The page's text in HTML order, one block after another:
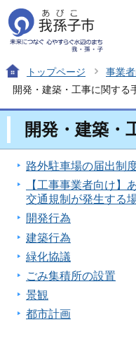
トップページ
事業
開発・建築・工事に関する
開発・建築・
路外駐車場の届出制
【工事事業者向け】
交通規制が発生する
開発行為
建築行為
緑化協議
ごみ集積所の設置
景観
都市計画